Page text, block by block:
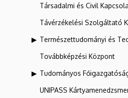
Társadalmi és Civil
Távérzékelési Szolgáltató
Természettudományi és
Továbbképzési Központ
Tudományos
UNIPASS